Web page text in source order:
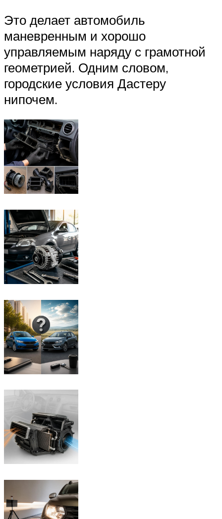
Это делает автомобиль
маневренным и хорошо
управляемым наряду с грамотной
геометрией. Одним словом,
городские условия Дастеру
нипочем.